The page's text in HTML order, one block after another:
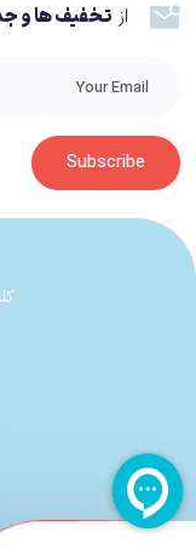
از تخفیف ها و
Subscribe